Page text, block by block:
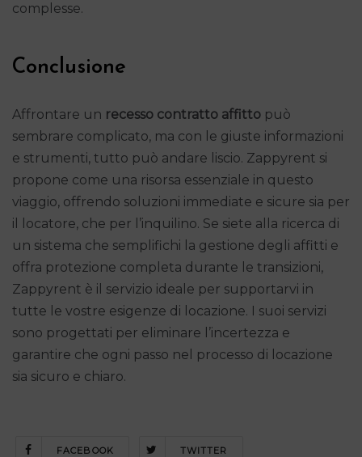
complesse.
Conclusione
Affrontare un recesso contratto affitto può
sembrare complicato, ma con le giuste informazioni
e strumenti, tutto può andare liscio. Zappyrent si
propone come una risorsa essenziale in questo
viaggio, offrendo soluzioni immediate e sicure sia per
il locatore, che per l’inquilino. Se siete alla ricerca di
un sistema che semplifichi la gestione degli affitti e
offra protezione completa durante le transizioni,
Zappyrent è il servizio ideale per supportarvi in
tutte le vostre esigenze di locazione. I suoi servizi
sono progettati per eliminare l’incertezza e
garantire che ogni passo nel processo di locazione
sia sicuro e chiaro.
FACEBOOK TWITTER